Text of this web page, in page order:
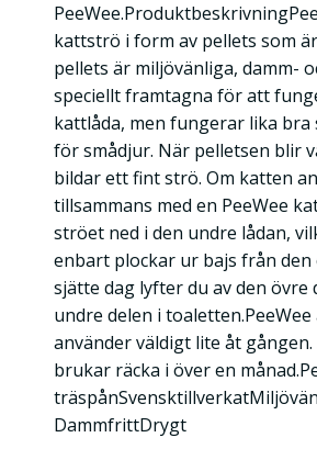
kattströ i form av pellets som
pellets är miljövänliga, damm-
speciellt framtagna för att
kattlåda, men fungerar lika
för smådjur. När pelletsen blir
bildar ett fint strö. Om katten
tillsammans med en PeeWee
ströet ned i den undre lådan,
enbart plockar ur bajs från den
sjätte dag lyfter du av den övre
undre delen i
använder väldigt lite åt
brukar räcka i över en
DammfrittDrygt